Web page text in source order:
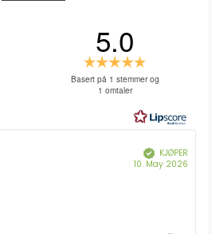
5 av 5 mulige
4 av 5 mulige
3 av 5 mulige
2 av 5 mulige
1 av 5 mulige
5.0
5.0
mulige
Basert på 1 stemmer og
1 omtaler
Verifisert
KJØPER
10. May 2026